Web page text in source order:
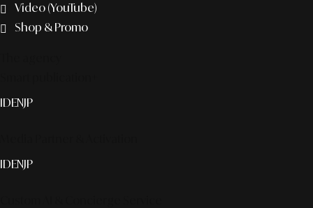
Video (YouTube)
Shop & Promo
IDENJP
IDENJP